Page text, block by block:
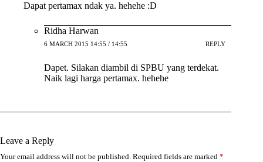
Dapat pertamax ndak ya. hehehe :D
Ridha Harwan
6 MARCH 2015 14:55 / 14:55 REPLY
Dapet. Silakan diambil di SPBU yang terdekat.
Naik lagi harga pertamax. hehehe
Leave a Reply
Your email address will not be published. Required fields are marked *